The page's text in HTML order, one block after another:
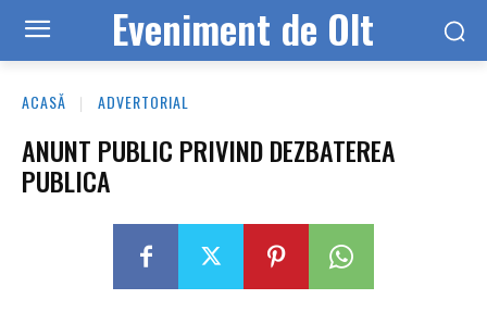
Eveniment de Olt
ACASĂ ADVERTORIAL
ANUNT PUBLIC PRIVIND DEZBATEREA
PUBLICA